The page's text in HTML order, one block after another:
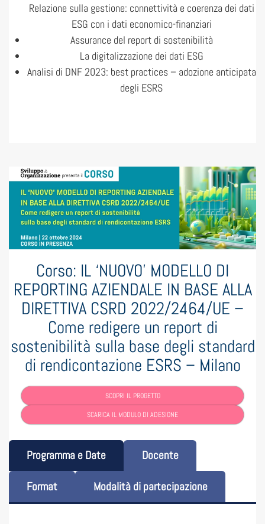
Relazione sulla gestione: connettività e coerenza dei dati
ESG con i dati economico-finanziari
Assurance del report di sostenibilità
La digitalizzazione dei dati ESG
Analisi di DNF 2023: best practices – adozione anticipata
degli ESRS
Corso: IL ‘NUOVO’ MODELLO DI
REPORTING AZIENDALE IN BASE ALLA
DIRETTIVA CSRD 2022/2464/UE –
Come redigere un report di
sostenibilità sulla base degli standard
di rendicontazione ESRS – Milano
SCOPRI IL PROGETTO
SCARICA IL MODULO DI ADESIONE
Programma e Date Docente
Format Modalità di partecipazione